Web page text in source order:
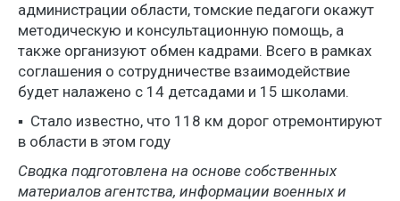
администрации области, томские педагоги окажут
методическую и консультационную помощь, а
также организуют обмен кадрами. Всего в рамках
соглашения о сотрудничестве взаимодействие
будет налажено с 14 детсадами и 15 школами.
▪️ Стало известно, что 118 км дорог отремонтируют
в области в этом году
Сводка подготовлена на основе собственных
материалов агентства, информации военных и